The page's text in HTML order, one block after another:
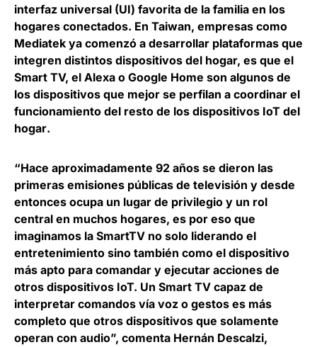
interfaz universal (UI) favorita de la familia en los
hogares conectados. En Taiwan, empresas como
Mediatek ya comenzó a desarrollar plataformas que
integren distintos dispositivos del hogar, es que el
Smart TV, el Alexa o Google Home son algunos de
los dispositivos que mejor se perfilan a coordinar el
funcionamiento del resto de los dispositivos IoT del
hogar.
“Hace aproximadamente 92 años se dieron las
primeras emisiones públicas de televisión y desde
entonces ocupa un lugar de privilegio y un rol
central en muchos hogares, es por eso que
imaginamos la SmartTV no solo liderando el
entretenimiento sino también como el dispositivo
más apto para comandar y ejecutar acciones de
otros dispositivos IoT. Un Smart TV capaz de
interpretar comandos vía voz o gestos es más
completo que otros dispositivos que solamente
operan con audio”, comenta Hernán Descalzi,